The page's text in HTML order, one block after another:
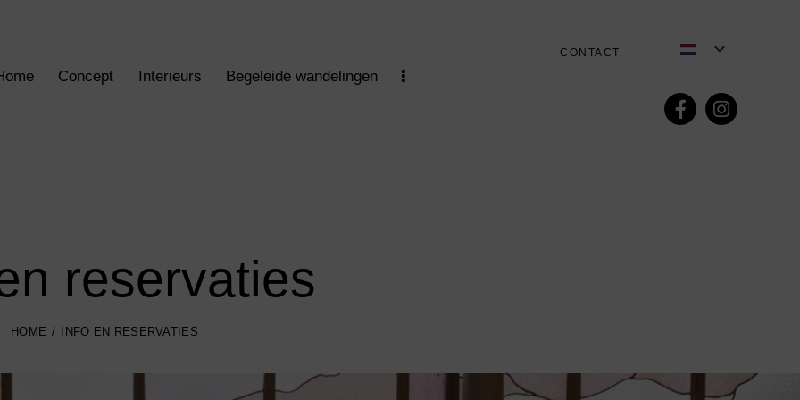
Concept Interieurs Begeleide wandelingen
CONTACT
reservaties
HOME INFO EN RESERVATIES